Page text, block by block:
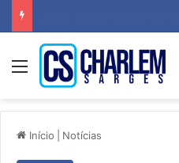
Menu
Início Notícias